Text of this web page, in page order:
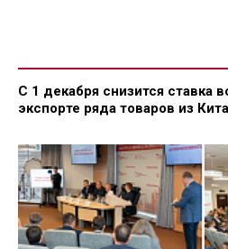
С 1 декабря снизится ставка
экспорте ряда товаров из